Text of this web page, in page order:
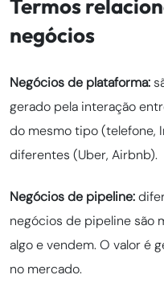
Termos
negócios
Negócios de plataforma:
gerado pela interação
do mesmo tipo (telefone,
diferentes (Uber, Airbnb).
Negócios de pipeline:
negócios de pipeline são
algo e vendem. O valor é
no mercado.